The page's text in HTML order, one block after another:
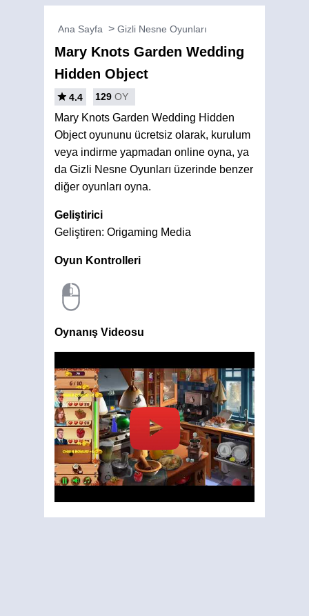
Ana Sayfa Gizli Nesne Oyunları
Mary Knots Garden Wedding
Hidden Object
4.4 129 OY
Mary Knots Garden Wedding Hidden
Object oyununu ücretsiz olarak, kurulum
veya indirme yapmadan online oyna, ya
da Gizli Nesne Oyunları üzerinde benzer
diğer oyunları oyna.
Geliştirici
Geliştiren: Origaming Media
Oyun Kontrolleri
Oynanış Videosu